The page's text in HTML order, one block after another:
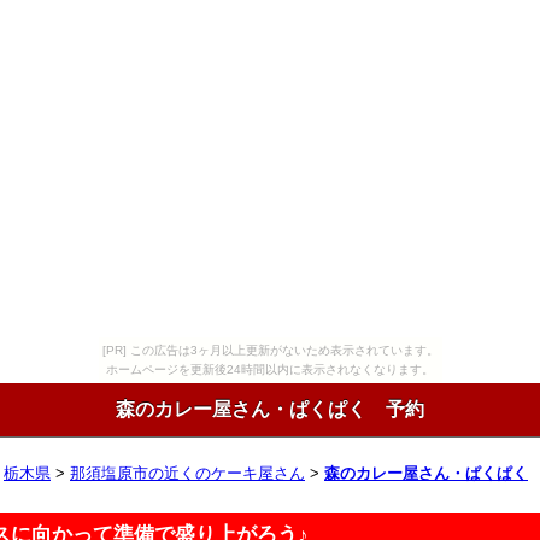
[PR] この広告は3ヶ月以上更新がないため表示されています。
ホームページを更新後24時間以内に表示されなくなります。
森のカレー屋さん・ぱくぱく 予約
栃木県 > 那須塩原市の近くのケーキ屋さん > 森のカレー屋さん・ぱくぱく
に向かって準備で盛り上がろう♪